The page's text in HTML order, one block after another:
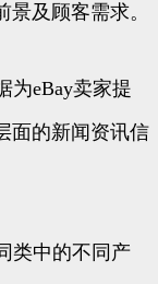
及顾客需求。
为eBay卖家提
面的新闻资讯信
类中的不同产